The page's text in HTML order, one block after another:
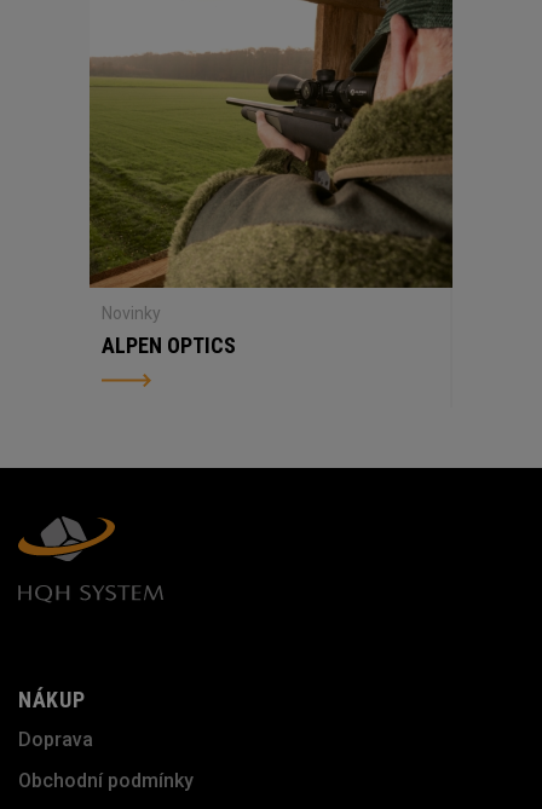
Novinky
ALPEN OPTICS
NÁKUP
Doprava
Obchodní podmínky